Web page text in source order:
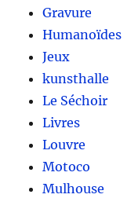
Gravure
Humanoïdes
Jeux
kunsthalle
Le Séchoir
Livres
Louvre
Motoco
Mulhouse